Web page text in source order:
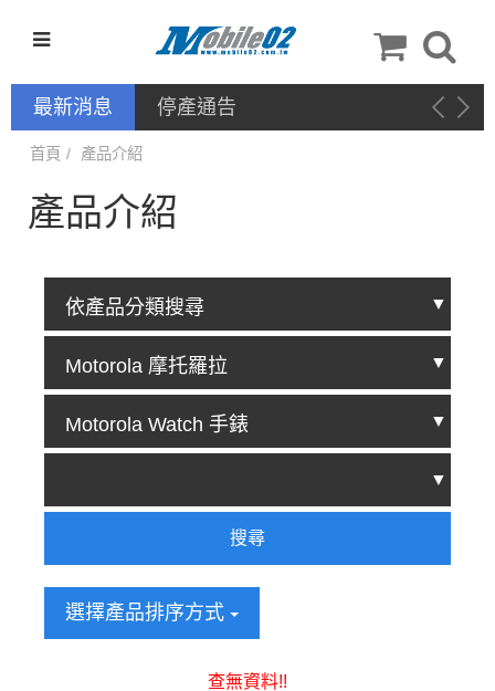
最新消息 停產通告
首頁 產品介紹
產品介紹
搜尋
選擇產品排序方式
查無資料!!